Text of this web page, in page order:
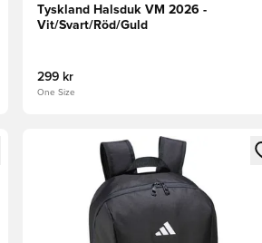
Tyskland Halsduk VM 2026 -
Vit/Svart/Röd/Guld
299 kr
One Size
dig som medlem
Öppnar en Modal för att logga in